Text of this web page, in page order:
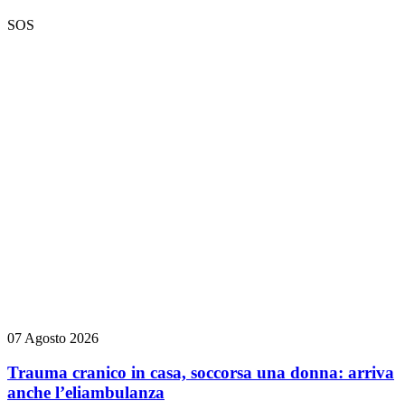
SOS
07 Agosto 2026
Trauma cranico in casa, soccorsa una donna: arriva
anche l’eliambulanza